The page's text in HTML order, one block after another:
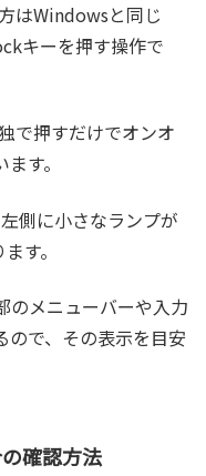
はWindowsと同じ
キーを押す操作で
で押すだけでオンオ
す。
側に小さなランプが
す。
のメニューバーや入力
ので、その表示を目安
確認方法